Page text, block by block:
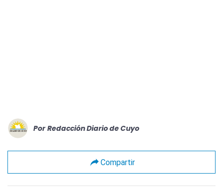
Por Redacción Diario de Cuyo
Compartir